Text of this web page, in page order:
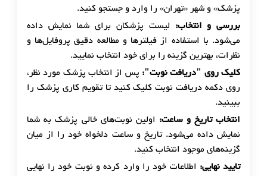
پزشک» و شهر «تهران» را وارد و جستجو کنید.
بررسی و انتخاب: لیست پزشکان برای شما نمایش داده
می‌شود. با استفاده از فیلترها و مطالعه دقیق پروفایل‌ها و
نظرات، بهترین گزینه را برای خود انتخاب نمایید.
کلیک روی "دریافت نوبت": پس از انتخاب پزشک مورد نظر،
روی دکمه دریافت نوبت کلیک کنید تا تقویم کاری پزشک را
ببینید.
انتخاب تاریخ و ساعت: اولین نوبت‌های خالی پزشک به شما
نمایش داده می‌شود. تاریخ و ساعت دلخواه خود را از میان
گزینه‌های موجود انتخاب کنید.
تایید نهایی: اطلاعات خود را وارد کرده و نوبت خود را نهایی